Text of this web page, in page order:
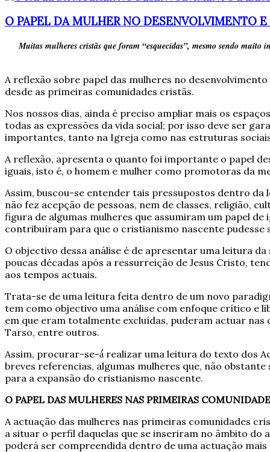
O PAPEL DA MULHER NO DESENVOLVIMENTO E
Muitas mulheres cristãs que foram “esquecidas”, mesmo sendo muito
A reflexão sobre papel das mulheres no
desde as primeiras comunidades cristãs.
Nos nossos dias, ainda é preciso ampliar mais os
todas as expressões da vida social; por isso deve ser
importantes, tanto na Igreja como nas estruturas
A reflexão, apresenta o quanto foi importante o papel
iguais, isto é, o homem e mulher como promotoras da
Assim, buscou-se entender tais pressupostos dentro
não fez acepção de pessoas, nem de classes, religião,
figura de algumas mulheres que assumiram um papel
contribuíram para que o cristianismo nascente pudesse
O objectivo dessa análise é de apresentar uma leitura
poucas décadas após a ressurreição de Jesus Cristo,
aos tempos actuais.
Trata-se de uma leitura feita dentro de um novo
tem como objectivo uma análise com enfoque crítico e
em que eram totalmente excluídas, puderam actuar
Tarso, entre outros.
Assim, procurar-se-á́ realizar uma leitura do texto dos
breves referencias, algumas mulheres que, não
para a expansão do cristianismo nascente.
O PAPEL DAS MULHERES NAS PRIMEIRAS
A actuação das mulheres nas primeiras comunidades
a situar o perfil daquelas que se inseriram no âmbito
poderá ser compreendida dentro de uma actuação